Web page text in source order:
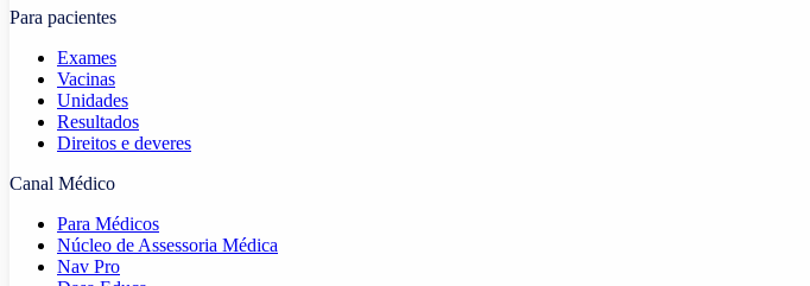
Para pacientes
Exames
Vacinas
Unidades
Resultados
Direitos e deveres
Canal Médico
Para Médicos
Núcleo de Assessoria Médica
Nav Pro